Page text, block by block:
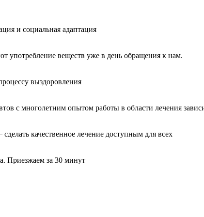
и социальная адаптация
употребление веществ уже в день обращения к нам.
выздоровления
с многолетним опытом работы в области лечения
качественное лечение доступным для всех
Приезжаем за 30 минут